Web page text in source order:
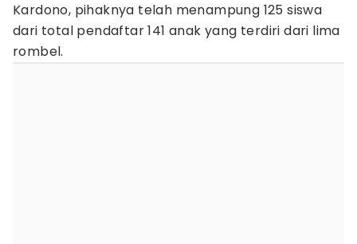
Kardono, pihaknya telah menampung 125 siswa
dari total pendaftar 141 anak yang terdiri dari lima
rombel.